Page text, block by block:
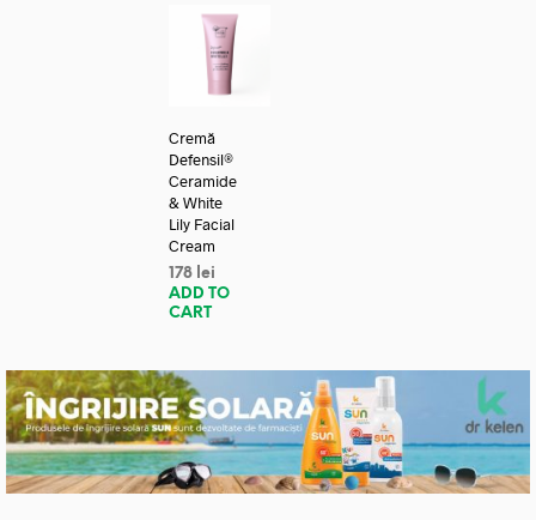
Cremă
Defensil®
Ceramide
& White
Lily Facial
Cream
178 lei
ADD TO
CART